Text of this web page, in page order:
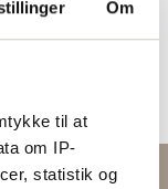
Om
til at
om IP-
statistik og